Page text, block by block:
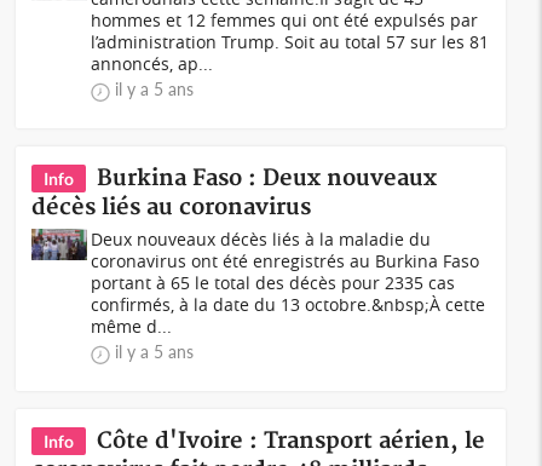
hommes et 12 femmes qui ont été expulsés par
l’administration Trump. Soit au total 57 sur les 81
annoncés, ap...
il y a 5 ans
Info
Burkina Faso : Deux nouveaux
décès liés au coronavirus
Deux nouveaux décès liés à la maladie du
coronavirus ont été enregistrés au Burkina Faso
portant à 65 le total des décès pour 2335 cas
confirmés, à la date du 13 octobre.&nbsp;À cette
même d...
il y a 5 ans
Info
Côte d'Ivoire : Transport aérien, le